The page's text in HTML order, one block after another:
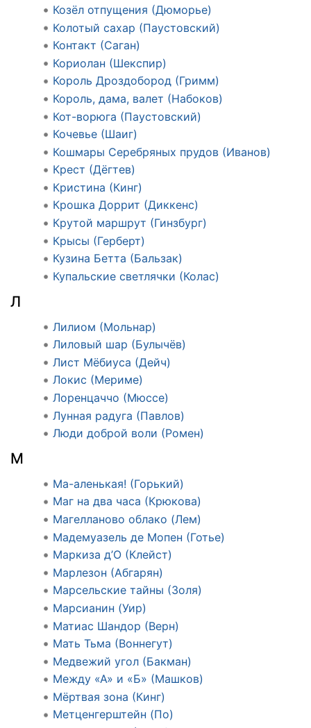
Козёл отпущения (Дюморье)
Колотый сахар (Паустовский)
Контакт (Саган)
Кориолан (Шекспир)
Король Дроздобород (Гримм)
Король, дама, валет (Набоков)
Кот-ворюга (Паустовский)
Кочевье (Шаиг)
Кошмары Серебряных прудов (Иванов)
Крест (Дёгтев)
Кристина (Кинг)
Крошка Доррит (Диккенс)
Крутой маршрут (Гинзбург)
Крысы (Герберт)
Кузина Бетта (Бальзак)
Купальские светлячки (Колас)
Л
Лилиом (Мольнар)
Лиловый шар (Булычёв)
Лист Мёбиуса (Дейч)
Локис (Мериме)
Лоренцаччо (Мюссе)
Лунная радуга (Павлов)
Люди доброй воли (Ромен)
М
Ма-аленькая! (Горький)
Маг на два часа (Крюкова)
Магелланово облако (Лем)
Мадемуазель де Мопен (Готье)
Маркиза д’О (Клейст)
Марлезон (Абгарян)
Марсельские тайны (Золя)
Марсианин (Уир)
Матиас Шандор (Верн)
Мать Тьма (Воннегут)
Медвежий угол (Бакман)
Между «А» и «Б» (Машков)
Мёртвая зона (Кинг)
Метценгерштейн (По)